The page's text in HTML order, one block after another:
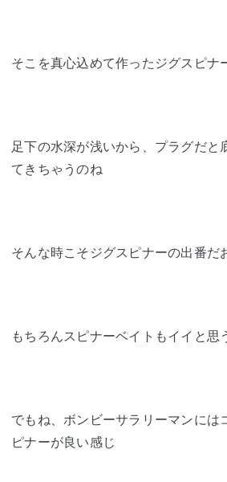
そこを真心込めて作ったジグスピナ
足下の水深が浅いから、プラグだと
てきちゃうのね
そんな時こそジグスピナーの出番だ
もちろんスピナーベイトもイイと思
でもね、ボンビーサラリーマンには
ピナーが良い感じ